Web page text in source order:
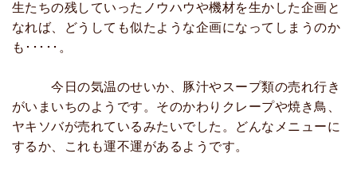
生たちの残していったノウハウや機材を生かした企画と
なれば、どうしても似たような企画になってしまうのか
も･････。
今日の気温のせいか、豚汁やスープ類の売れ行き
がいまいちのようです。そのかわりクレープや焼き鳥、
ヤキソバが売れているみたいでした。どんなメニューに
するか、これも運不運があるようです。